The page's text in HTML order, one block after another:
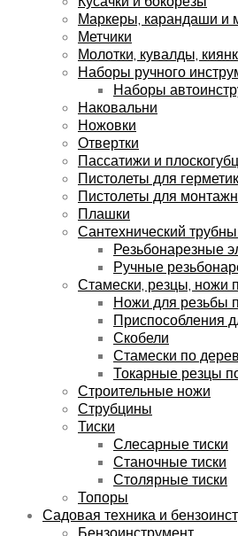
Маркеры, карандаши и
Метчики
Молотки, кувалды,
Наборы ручного
Наборы
Наковальни
Ножовки
Отвертки
Пассатижи и
Пистолеты для
Пистолеты для
Плашки
Сантехнический
Резьбонарезные
Ручные
Стамески, резцы, ножи
Ножи для резьбы
Приспособления
Скобели
Стамески по
Токарные резцы
Строительные ножи
Струбцины
Тиски
Слесарные тиски
Станочные тиски
Столярные тиски
Топоры
Садовая техника и
Бензоинструмент